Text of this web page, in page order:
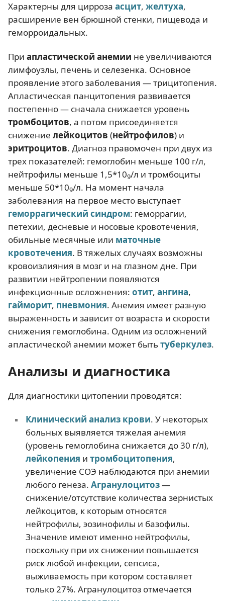
Характерны для цирроза асцит, желтуха,
расширение вен брюшной стенки, пищевода и
геморроидальных.
При апластической анемии не увеличиваются
лимфоузлы, печень и селезенка. Основное
проявление этого заболевания — трицитопения.
Апластическая панцитопения развивается
постепенно — сначала снижается уровень
тромбоцитов, а потом присоединяется
снижение лейкоцитов (нейтрофилов) и
эритроцитов. Диагноз правомочен при двух из
трех показателей: гемоглобин меньше 100 г/л,
нейтрофилы меньше 1,5*109/л и тромбоциты
меньше 50*109/л. На момент начала
заболевания на первое место выступает
геморрагический синдром: геморрагии,
петехии, десневые и носовые кровотечения,
обильные месячные или маточные
кровотечения. В тяжелых случаях возможны
кровоизлияния в мозг и на глазном дне. При
развитии нейтропении появляются
инфекционные осложнения: отит, ангина,
гайморит, пневмония. Анемия имеет разную
выраженность и зависит от возраста и скорости
снижения гемоглобина. Одним из осложнений
апластической анемии может бытьтуберкулез.
Анализы и диагностика
Для диагностики цитопении проводятся:
Клинический анализ крови. У некоторых
больных выявляется тяжелая анемия
(уровень гемоглобина снижается до 30 г/л),
лейкопения и тромбоцитопения,
увеличение СОЭ наблюдаются при анемии
любого генеза. Агранулоцитоз—
снижение/отсутствие количества зернистых
лейкоцитов, к которым относятся
нейтрофилы, эозинофилы и базофилы.
Значение имеют именно нейтрофилы,
поскольку при их снижении повышается
риск любой инфекции, сепсиса,
выживаемость при котором составляет
только 27%. Агранулоцитоз отмечается